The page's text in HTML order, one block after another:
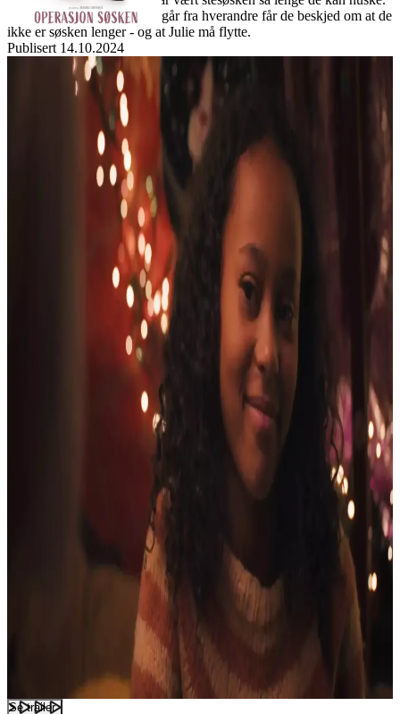
Men når mamma og pappa går fra hverandre får de beskjed om at de
ikke er søsken lenger - og at Julie må flytte.
Publisert 14.10.2024
Se trailer